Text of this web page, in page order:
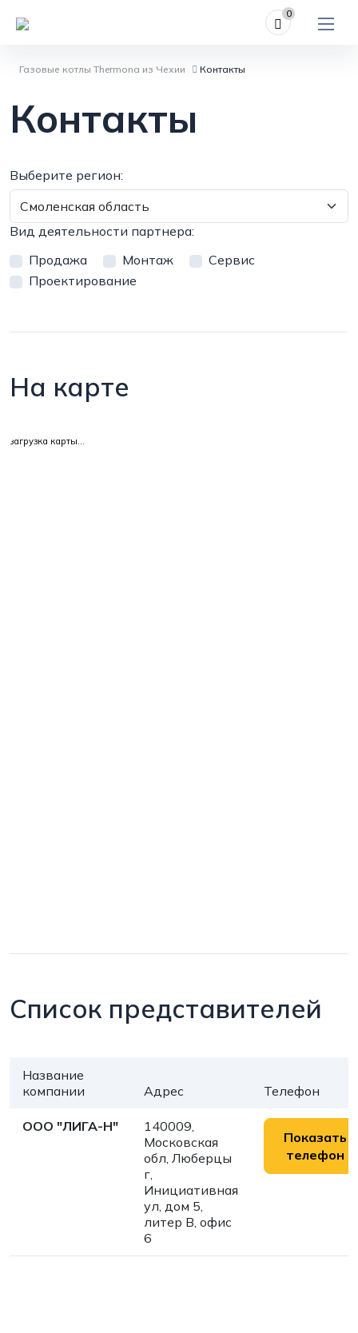
0
Газовые котлы Thermona из Чехии Контакты
Контакты
Выберите регион:
Вид деятельности партнера:
Продажа
Mонтаж
Cервис
Проектирование
На карте
загрузка карты...
Список представителей
Название
компании
Адрес Телефон
ООО "ЛИГА-Н"
140009,
Московская
обл, Люберцы
г,
Инициативная
ул, дом 5,
литер В, офис
6
Показать
телефон